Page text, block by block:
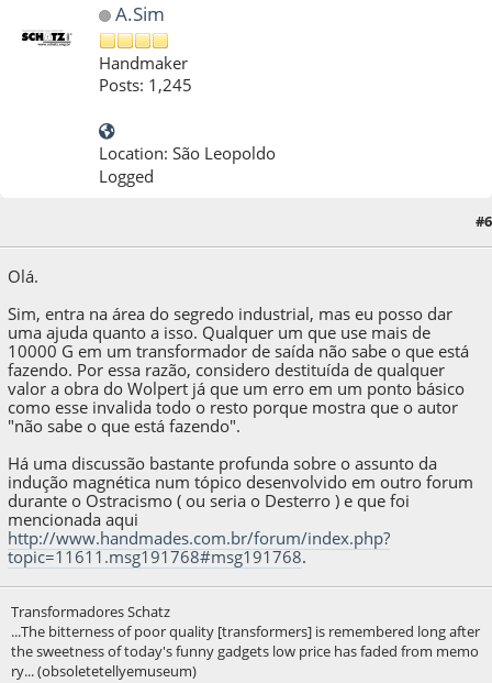
A.Sim
Handmaker
Posts: 1,245
Location: São Leopoldo
Logged
: 04 de April de 2020, as 18:35:06 by A.Sim#6
Olá.
Sim, entra na área do segredo industrial, mas eu posso dar
uma ajuda quanto a isso. Qualquer um que use mais de
10000 G em um transformador de saída não sabe o que está
fazendo. Por essa razão, considero destituída de qualquer
valor a obra do Wolpert já que um erro em um ponto básico
como esse invalida todo o resto porque mostra que o autor
"não sabe o que está fazendo".
Há uma discussão bastante profunda sobre o assunto da
indução magnética num tópico desenvolvido em outro forum
durante o Ostracismo ( ou seria o Desterro ) e que foi
mencionada aqui
http://www.handmades.com.br/forum/index.php?
topic=11611.msg191768#msg191768.
Transformadores Schatz
...The bitterness of poor quality [transformers] is remembered long after
the sweetness of today's funny gadgets low price has faded from memo
ry... (obsoletetellyemuseum)